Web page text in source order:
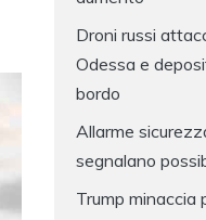
Droni russi
Odessa e
bordo
Allarme
segnalano
Trump minaccia